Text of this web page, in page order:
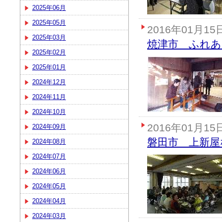
2025年06月
2025年05月
2025年03月
2025年02月
2025年01月
2024年12月
2024年11月
2024年10月
2024年09月
2024年08月
2024年07月
2024年06月
2024年05月
2024年04月
2024年03月
2016年01月15
焼津市 ふれあ
2016年01月15
磐田市 上新屋